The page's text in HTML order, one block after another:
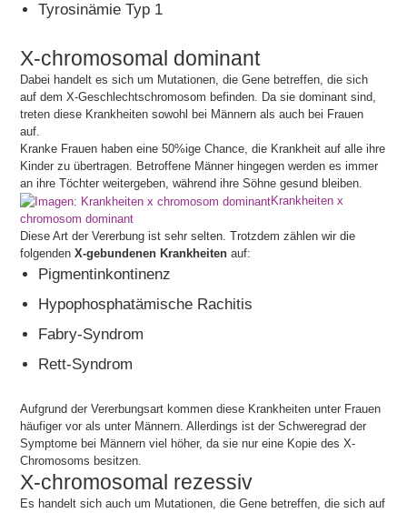
Tyrosinämie Typ 1
X-chromosomal dominant
Dabei handelt es sich um Mutationen, die Gene betreffen, die sich
auf dem X-Geschlechtschromosom befinden. Da sie dominant sind,
treten diese Krankheiten sowohl bei Männern als auch bei Frauen
auf.
Kranke Frauen haben eine 50%ige Chance, die Krankheit auf alle ihre
Kinder zu übertragen. Betroffene Männer hingegen werden es immer
an ihre Töchter weitergeben, während ihre Söhne gesund bleiben.
Krankheiten x
chromosom dominant
Diese Art der Vererbung ist sehr selten. Trotzdem zählen wir die
folgendenX-gebundenen Krankheitenauf:
Pigmentinkontinenz
Hypophosphatämische Rachitis
Fabry-Syndrom
Rett-Syndrom
Aufgrund der Vererbungsart kommen diese Krankheiten unter Frauen
häufiger vor als unter Männern. Allerdings ist der Schweregrad der
Symptome bei Männern viel höher, da sie nur eine Kopie des X-
Chromosoms besitzen.
X-chromosomal rezessiv
Es handelt sich auch um Mutationen, die Gene betreffen, die sich auf